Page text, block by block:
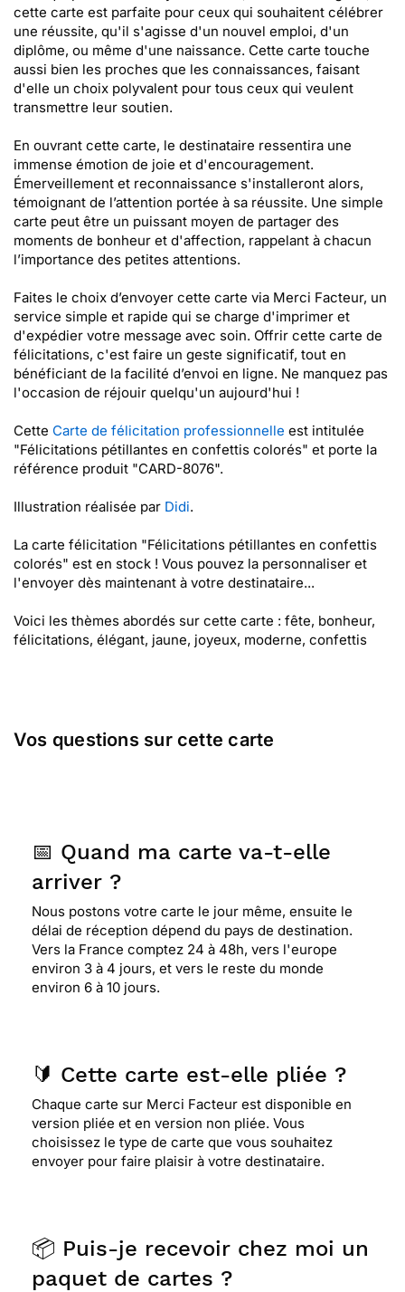
cette carte est parfaite pour ceux qui souhaitent célébrer
une réussite, qu'il s'agisse d'un nouvel emploi, d'un
diplôme, ou même d'une naissance. Cette carte touche
aussi bien les proches que les connaissances, faisant
d'elle un choix polyvalent pour tous ceux qui veulent
transmettre leur soutien.
En ouvrant cette carte, le destinataire ressentira une
immense émotion de joie et d'encouragement.
Émerveillement et reconnaissance s'installeront alors,
témoignant de l’attention portée à sa réussite. Une simple
carte peut être un puissant moyen de partager des
moments de bonheur et d'affection, rappelant à chacun
l’importance des petites attentions.
Faites le choix d’envoyer cette carte via Merci Facteur, un
service simple et rapide qui se charge d'imprimer et
d'expédier votre message avec soin. Offrir cette carte de
félicitations, c'est faire un geste significatif, tout en
bénéficiant de la facilité d’envoi en ligne. Ne manquez pas
l'occasion de réjouir quelqu'un aujourd'hui !
Cette Carte de félicitation professionnelle est intitulée
"Félicitations pétillantes en confettis colorés" et porte la
référence produit "CARD-8076".
Illustration réalisée par Didi.
La carte félicitation "Félicitations pétillantes en confettis
colorés" est en stock ! Vous pouvez la personnaliser et
l'envoyer dès maintenant à votre destinataire...
Voici les thèmes abordés sur cette carte : fête, bonheur,
félicitations, élégant, jaune, joyeux, moderne, confettis
Vos questions sur cette carte
📅 Quand ma carte va-t-elle
arriver ?
Nous postons votre carte le jour même, ensuite le
délai de réception dépend du pays de destination.
Vers la France comptez 24 à 48h, vers l'europe
environ 3 à 4 jours, et vers le reste du monde
environ 6 à 10 jours.
🔰 Cette carte est-elle pliée ?
Chaque carte sur Merci Facteur est disponible en
version pliée et en version non pliée. Vous
choisissez le type de carte que vous souhaitez
envoyer pour faire plaisir à votre destinataire.
📦 Puis-je recevoir chez moi un
paquet de cartes ?